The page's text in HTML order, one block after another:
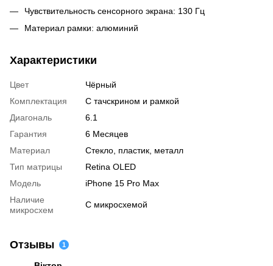
Чувствительность сенсорного экрана: 130 Гц
Материал рамки: алюминий
Характеристики
Цвет
Чёрный
Комплектация
С тачскрином и рамкой
Диагональ
6.1
Гарантия
6 Месяцев
Материал
Стекло, пластик, металл
Тип матрицы
Retina OLED
Модель
iPhone 15 Pro Max
Наличие
микросхем
С микросхемой
Отзывы 1